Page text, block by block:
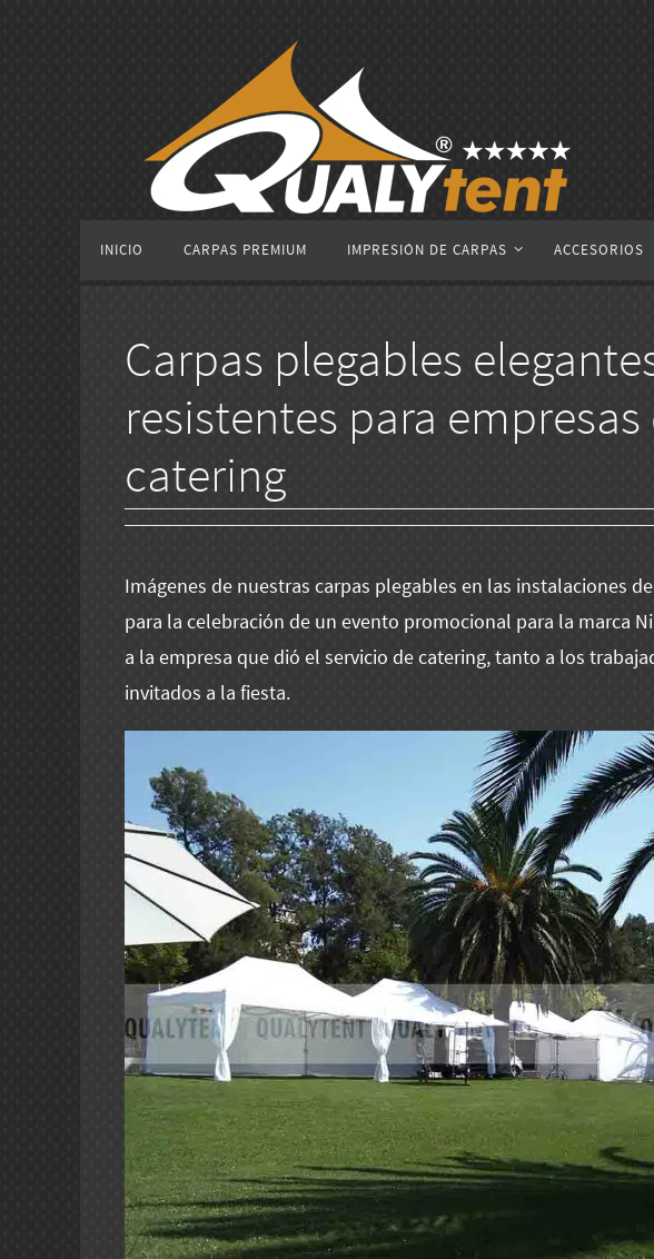
contenido
INICIO CARPAS PREMIUM IMPRESIÓN DE CARPAS ACCESORIOS
Carpas plegables
resistentes para empresas
catering
Imágenes de nuestras carpas plegables en las instalaciones
para la celebración de un evento promocional para la marca
a la empresa que dió el servicio de catering, tanto a los
invitados a la fiesta.